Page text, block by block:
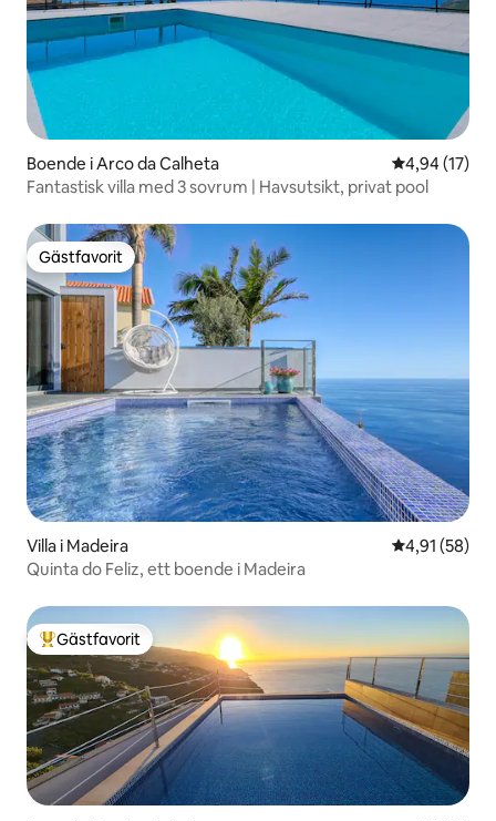
Boende i Arco da Calheta 4,94 av 5 i
4,94 (17)
Fantastisk villa med 3 sovrum | Havsutsikt, privat pool
Gästfavorit
Gästfavorit
Villa i Madeira 4,91 av 5 i
4,91 (58)
Quinta do Feliz, ett boende i Madeira
Populär gästfavorit
Gästfavorit